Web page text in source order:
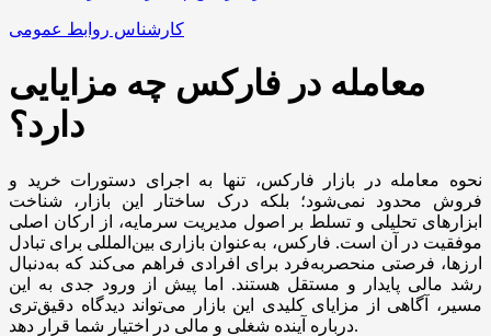
کارشناس روابط عمومی
معامله در فارکس چه مزایایی
دارد؟
نحوه معامله در بازار فارکس، تنها به اجرای دستورات خرید و
فروش محدود نمی‌شود؛ بلکه درک ساختار این بازار، شناخت
ابزارهای تحلیلی و تسلط بر اصول مدیریت سرمایه، از ارکان اصلی
موفقیت در آن است. فارکس، به‌عنوان بازاری بین‌المللی برای تبادل
ارزها، فرصتی منحصر‌به‌فرد برای افرادی فراهم می‌کند که به‌دنبال
رشد مالی پایدار و مستقل هستند. اما پیش از ورود جدی به این
مسیر، آگاهی از مزایای کلیدی این بازار می‌تواند دیدگاه دقیق‌تری
درباره آینده‌ شغلی و مالی در اختیار شما قرار دهد.